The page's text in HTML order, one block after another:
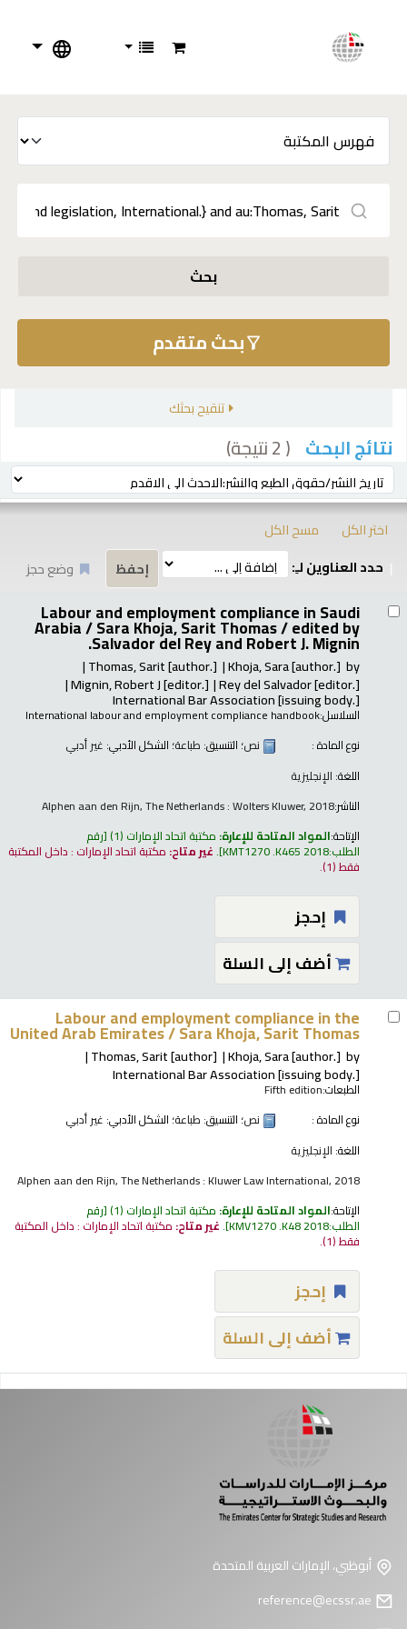
بحث
بحث متقدم
تنقيح بحثك
نتائج البحث ( 2 نتيجة)
ترتيب بواسطة:
اختر الكل
مسح الكل
حدد العناوين لـِ:
وضع حجز
Labour and employment compliance in Saudi
Arabia / Sara Khoja, Sarit Thomas /edited by
Salvador del Rey and Robert J. Mignin.
by
Khoja, Sara[author.]
Thomas, Sarit[author.]
Rey del Salvador[editor.]
Mignin, Robert J[editor.]
International Bar Association[issuing body.]
السلاسل:International labour and employment compliance handbook
نوع المادة :
نص؛ التنسيق: طباعة؛ الشكل الأدبي: غير أدبي
اللغة: الإنجليزية
الناشر:Alphen aan den Rijn, The Netherlands : Wolters Kluwer, 2018
الإتاحة:المواد المتاحة للإعارة: مكتبة اتحاد الإمارات (1) رقم
الطلب:KMT1270 .K465 2018
.غير متاح: مكتبة اتحاد الإمارات : داخل المكتبة
فقط(1).
إحجز
أضف إلى السلة
Labour and employment compliance in the
United Arab Emirates /Sara Khoja, Sarit Thomas
by
Khoja, Sara[author.]
Thomas, Sarit[author]
International Bar Association[issuing body.]
الطبعات:Fifth edition
نوع المادة :
نص؛ التنسيق: طباعة؛ الشكل الأدبي: غير أدبي
اللغة: الإنجليزية
Alphen aan den Rijn, The Netherlands : Kluwer Law International, 2018
الإتاحة:المواد المتاحة للإعارة: مكتبة اتحاد الإمارات (1) رقم
الطلب:KMV1270 .K48 2018
.غير متاح: مكتبة اتحاد الإمارات : داخل المكتبة
فقط(1).
إحجز
أضف إلى السلة
أبوظبي، الإمارات العربية المتحدة